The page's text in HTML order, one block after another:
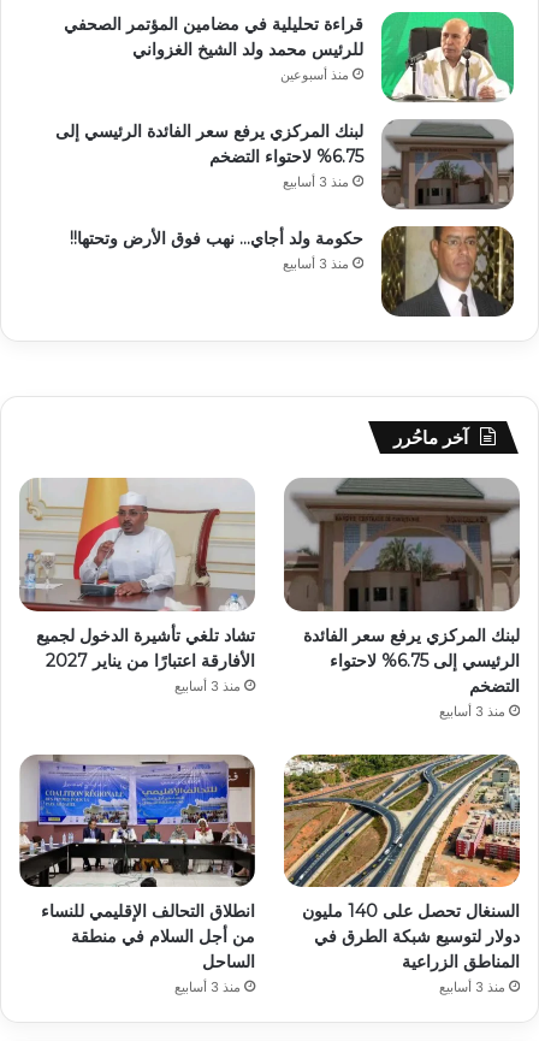
قراءة تحليلية في مضامين المؤتمر الصحفي
للرئيس محمد ولد الشيخ الغزواني
منذ أسبوعين
لبنك المركزي يرفع سعر الفائدة الرئيسي إلى
6.75% لاحتواء التضخم
منذ 3 أسابيع
حكومة ولد أجاي… نهب فوق الأرض وتحتها!!
منذ 3 أسابيع
آخر ماحُرر
لبنك المركزي يرفع سعر الفائدة
الرئيسي إلى 6.75% لاحتواء
التضخم
منذ 3 أسابيع
تشاد تلغي تأشيرة الدخول لجميع
الأفارقة اعتبارًا من يناير 2027
منذ 3 أسابيع
السنغال تحصل على 140 مليون
دولار لتوسيع شبكة الطرق في
المناطق الزراعية
منذ 3 أسابيع
انطلاق التحالف الإقليمي للنساء
من أجل السلام في منطقة
الساحل
منذ 3 أسابيع